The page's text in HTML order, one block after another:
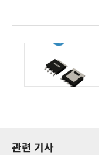
관련 기사